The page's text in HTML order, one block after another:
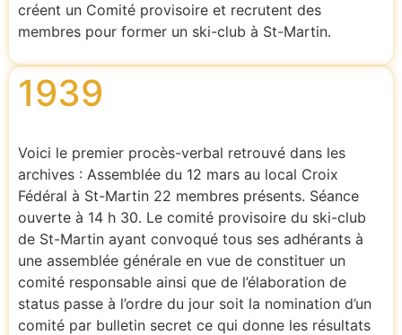
créent un Comité provisoire et recrutent des
membres pour former un ski-club à St-Martin.
1939
Voici le premier procès-verbal retrouvé dans les
archives : Assemblée du 12 mars au local Croix
Fédéral à St-Martin 22 membres présents. Séance
ouverte à 14 h 30. Le comité provisoire du ski-club
de St-Martin ayant convoqué tous ses adhérants à
une assemblée générale en vue de constituer un
comité responsable ainsi que de l’élaboration de
status passe à l’ordre du jour soit la nomination d’un
comité par bulletin secret ce qui donne les résultats